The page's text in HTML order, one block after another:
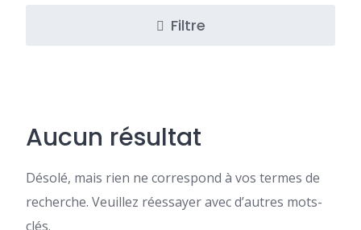
Filtre
Aucun résultat
Désolé, mais rien ne correspond à vos termes de
recherche. Veuillez réessayer avec d’autres mots-
clés.